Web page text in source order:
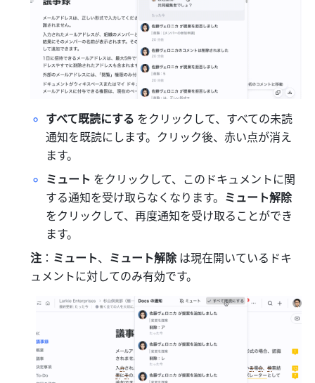
すべて既読にする をクリックして、すべての未読
通知を既読にします。クリック後、赤い点が消え
ます。
ミュート をクリックして、このドキュメントに関
する通知を受け取らなくなります。 ミュート解除
をクリックして、再度通知を受け取ることができ
ます。
注 ： ミュート、 ミュート解除 は現在開いているドキ
ュメントに対してのみ有効です。